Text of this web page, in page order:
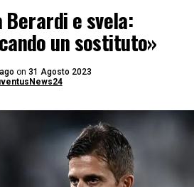
e svela:
un sostituto»
on 31 Agosto 2023